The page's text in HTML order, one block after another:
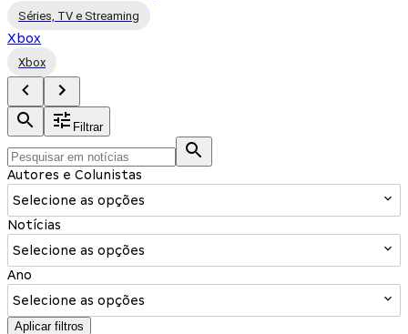
Séries, TV e Streaming
Xbox
Xbox
Filtrar
Autores e Colunistas
Selecione as opções
Notícias
Selecione as opções
Ano
Selecione as opções
Aplicar filtros